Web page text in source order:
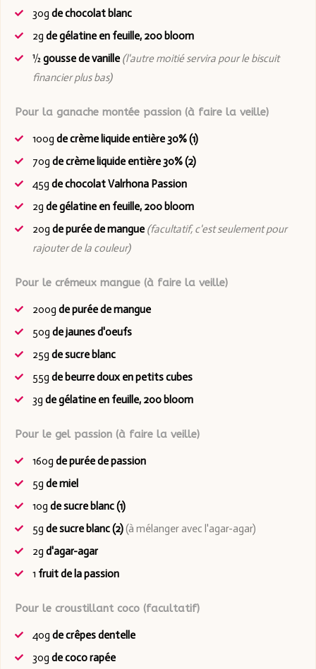
30g de chocolat blanc
2g de gélatine en feuille, 200 bloom
½gousse de vanille (l'autre moitié servira pour le biscuit
financier plus bas)
Pour la ganache montée passion (à faire la veille)
100g de crème liquide entière 30% (1)
70g de crème liquide entière 30% (2)
45g de chocolat Valrhona Passion
2g de gélatine en feuille, 200 bloom
20g de purée de mangue (facultatif, c'est seulement pour
rajouter de la couleur)
Pour le crémeux mangue (à faire la veille)
200g de purée de mangue
50g de jaunes d'oeufs
25g de sucre blanc
55g de beurre doux en petits cubes
3g de gélatine en feuille, 200 bloom
Pour le gel passion (à faire la veille)
160g de purée de passion
5g de miel
10g de sucre blanc (1)
5g de sucre blanc (2)(à mélanger avec l'agar-agar)
2g d'agar-agar
1 fruit de la passion
Pour le croustillant coco (facultatif)
40g de crêpes dentelle
30g de coco rapée